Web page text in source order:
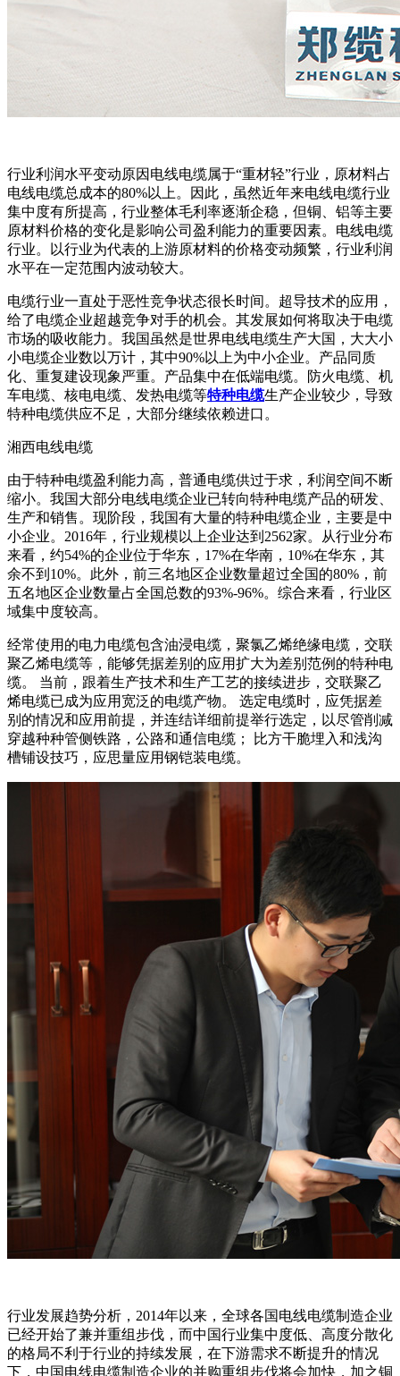
行业利润水平变动原因电线电缆属于“重材轻”行业，原材料占
电线电缆总成本的80%以上。因此，虽然近年来电线电缆行业
集中度有所提高，行业整体毛利率逐渐企稳，但铜、铝等主要
原材料价格的变化是影响公司盈利能力的重要因素。电线电缆
行业。以行业为代表的上游原材料的价格变动频繁，行业利润
水平在一定范围内波动较大。
电缆行业一直处于恶性竞争状态很长时间。超导技术的应用，
给了电缆企业超越竞争对手的机会。其发展如何将取决于电缆
市场的吸收能力。我国虽然是世界电线电缆生产大国，大大小
小电缆企业数以万计，其中90%以上为中小企业。产品同质
化、重复建设现象严重。产品集中在低端电缆。防火电缆、机
车电缆、核电电缆、发热电缆等特种电缆生产企业较少，导致
特种电缆供应不足，大部分继续依赖进口。
湘西电线电缆
由于特种电缆盈利能力高，普通电缆供过于求，利润空间不断
缩小。我国大部分电线电缆企业已转向特种电缆产品的研发、
生产和销售。现阶段，我国有大量的特种电缆企业，主要是中
小企业。2016年，行业规模以上企业达到2562家。从行业分布
来看，约54%的企业位于华东，17%在华南，10%在华东，其
余不到10%。此外，前三名地区企业数量超过全国的80%，前
五名地区企业数量占全国总数的93%-96%。综合来看，行业区
域集中度较高。
经常使用的电力电缆包含油浸电缆，聚氯乙烯绝缘电缆，交联
聚乙烯电缆等，能够凭据差别的应用扩大为差别范例的特种电
缆。 当前，跟着生产技术和生产工艺的接续进步，交联聚乙
烯电缆已成为应用宽泛的电缆产物。 选定电缆时，应凭据差
别的情况和应用前提，并连结详细前提举行选定，以尽管削减
穿越种种管侧铁路，公路和通信电缆； 比方干脆埋入和浅沟
槽铺设技巧，应思量应用钢铠装电缆。
行业发展趋势分析，2014年以来，全球各国电线电缆制造企业
已经开始了兼并重组步伐，而中国行业集中度低、高度分散化
的格局不利于行业的持续发展，在下游需求不断提升的情况
下，中国电线电缆制造企业的并购重组步伐将会加快，加之铜